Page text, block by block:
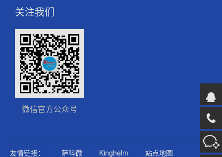
关注我们
微信官方公众号
友情链接： 萨科微 Kinghelm 站点地图